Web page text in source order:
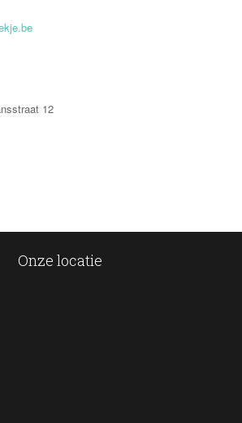
12
Onze locatie